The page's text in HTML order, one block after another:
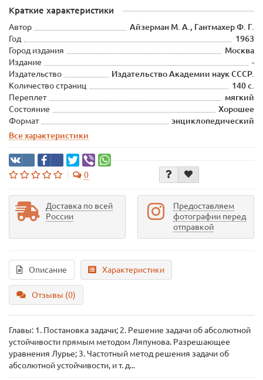
Краткие характеристики
Автор
Айзерман М. А., Гантмахер Ф. Г.
Год
1963
Город издания
Москва
Издание
-
Издательство
Издательство Академии наук СССР.
Количество страниц
140 с.
Переплет
мягкий
Состояние
Хорошее
Формат
энциклопедический
Все характеристики
0
Доставка по всей
России
Предоставляем
фотографии перед
отправкой
Описание Характеристики
Отзывы (0)
Главы: 1. Постановка задачи; 2. Решение задачи об абсолютной
устойчивости прямым методом Ляпунова. Разрешающее
уравнения Лурье; 3. Частотный метод решения задачи об
абсолютной устойчивости, и т. д...